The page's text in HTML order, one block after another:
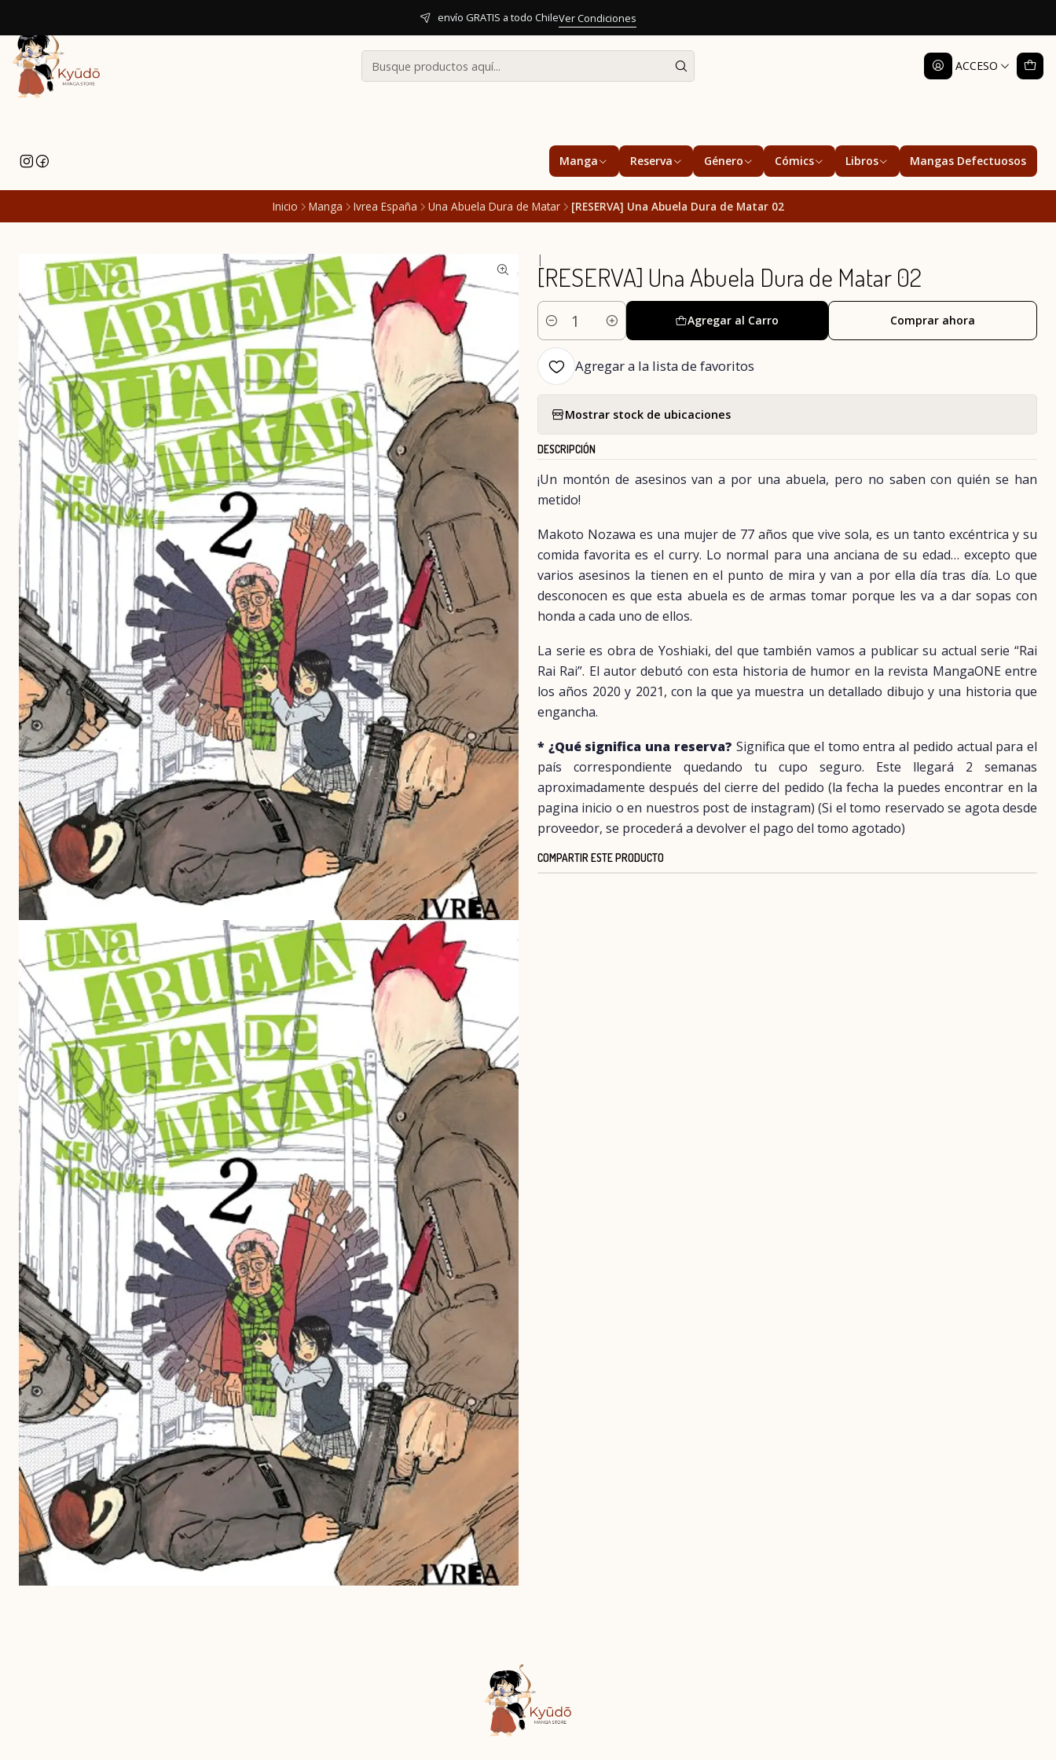
ACCESO
Manga Reserva Género Cómics Libros Mangas Defectuosos
envío GRATIS a todo ChileVer Condiciones
Inicio Manga Ivrea España Una Abuela Dura de Matar [RESERVA] Una Abuela Dura de Matar 02
|
[RESERVA] Una Abuela Dura de Matar 02
Cantidad
Agregar al Carro Comprar ahora
Agregar a la lista de favoritos
Mostrar stock de ubicaciones
DESCRIPCIÓN
¡Un montón de asesinos van a por una abuela, pero no saben con quién se han
metido!
Makoto Nozawa es una mujer de 77 años que vive sola, es un tanto excéntrica y su
comida favorita es el curry. Lo normal para una anciana de su edad… excepto que
varios asesinos la tienen en el punto de mira y van a por ella día tras día. Lo que
desconocen es que esta abuela es de armas tomar porque les va a dar sopas con
honda a cada uno de ellos.
La serie es obra de Yoshiaki, del que también vamos a publicar su actual serie “Rai
Rai Rai”. El autor debutó con esta historia de humor en la revista MangaONE entre
los años 2020 y 2021, con la que ya muestra un detallado dibujo y una historia que
engancha.
* ¿Qué significa una reserva? Significa que el tomo entra al pedido actual para el
país correspondiente quedando tu cupo seguro. Este llegará 2 semanas
aproximadamente después del cierre del pedido (la fecha la puedes encontrar en la
pagina inicio o en nuestros post de instagram) (Si el tomo reservado se agota desde
proveedor, se procederá a devolver el pago del tomo agotado)
COMPARTIR ESTE PRODUCTO